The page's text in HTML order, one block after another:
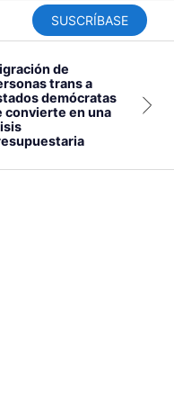
SUSCRÍBASE
de
trans a
demócratas
convierte en una